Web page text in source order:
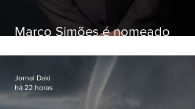
Marco Simões é nomeado
Jornal Daki
há 22 horas